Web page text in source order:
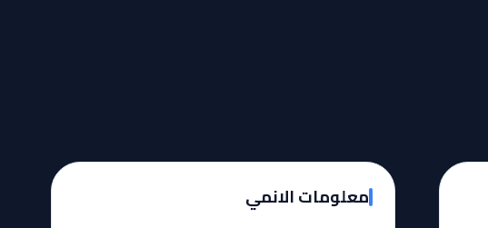
معلومات الانمي